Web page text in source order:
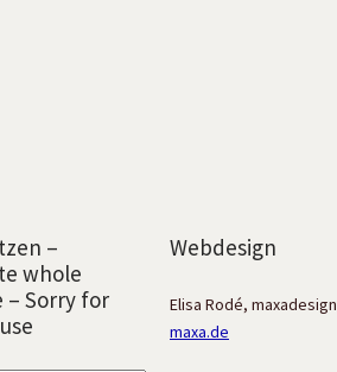
–
whole
– Sorry for
Webdesign
Elisa Rodé, maxadesign
maxa.de